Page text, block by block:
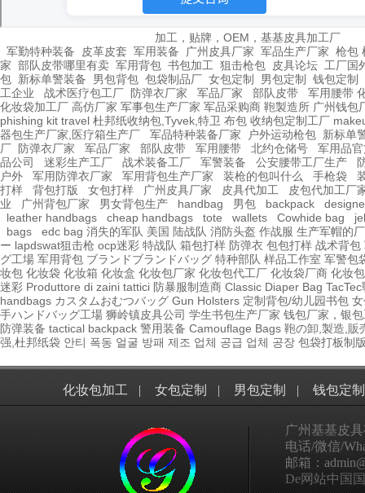
加工，贴牌，OEM，基基皮具加工厂
军勤特种装备
皮革皮套 军用装备 广州皮具厂家 军品生产厂家 枪包
家 部队皮带哪里有卖 军用背包 书包加工 狙击枪包 皮具论坛 工厂国
包 新标单警装备 男包背包 包袋制品厂 女包定制 男包定制
钱包定制
工企业
战术医疗包工厂 防弹衣厂家 军品厂家 部队皮带 军用腰带
化妆袋加工厂 高仿厂家 军事包生产厂家 军品采购商 鞄製造所 广州钱包
phishing kit travel 杜邦纸收纳包,Tyvek,特卫 布包 收纳包定制工厂
器包生产厂家,医疗箱生产厂
军品特种装备厂家 户外运动枪包 新标单
厂
防弹衣厂家 军品厂家 部队皮带 军用腰带 北约仓储号
军用品
品公司
迷彩生产工厂 战术装备工厂 军警装备 公安腰带工厂生产
户外
军用防弹衣厂家 军用背包生产厂家 装枪的包叫什么 手枪袋
打样
背包打版 女包打样 广州皮具厂家 皮具代加工
皮包代加工厂
业
广州背包厂家 男女背包生产 handbag 男包 backpack
leather handbags
cheap handbags tote wallets Cowhide bag
bags
edc bag 消失的军队 美国 陆战队 消防头盔 作战服 生产军帽的
ー lapdswat狙击枪 ocp迷彩 特战队 箱包打样 防弹衣 包包打样 战术背包
グ工場 军用背包 ブランドブランドバッグ 特种部队 样品工作室 军警包
妆包 化妆袋 化妆箱 化妆盒 化妆包厂家 化妆包代工厂 化妆袋厂商 化妆
迷彩 Produttore di zaini tattici 防暴服制造商 Classic Diaper Bag
handbags カスタムおむつバッグ Gun Holsters 定制背包/幼儿园书包
手ハンドバッグ工場 狮岭镇皮具公司 学生书包生产厂家 钱包厂家，银
防弹装备 tactical backpack 警用装备 Camouflage Bags 鞄の卸,製造,販
强,杜邦纸袋 안티 폭동 얼굴 방패 제조 업체 공급 업체 공장 包袋打板制
化妆包加工 | 女包定制 | 男包定制 | 钱包定制
广州基基皮
电话/微信/
邮箱：
De网站中国